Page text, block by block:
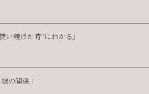
い続けた時”にわかる」
線の関係」